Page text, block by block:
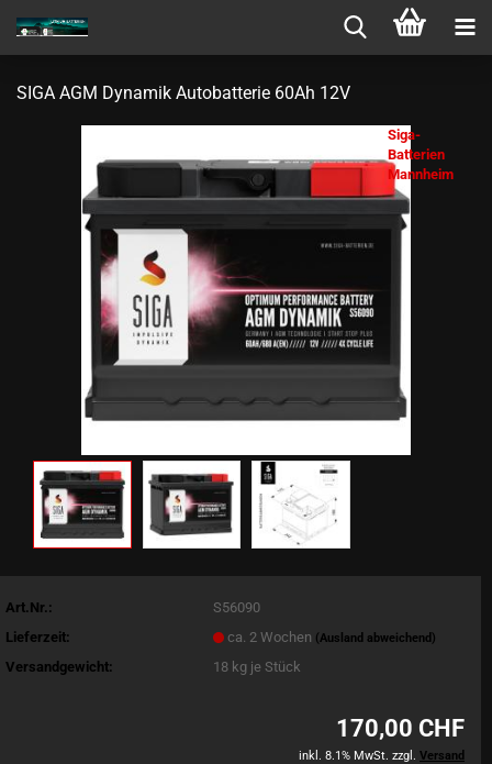
SIGA AGM Dy­na­mik Au­to­bat­te­rie 60Ah 12V
Siga-
Batterien
Mannheim
Art.Nr.:
S56090
Lieferzeit:
ca. 2 Wochen (Ausland abweichend)
Versandgewicht: 18 kg je Stück
170,00 CHF
inkl. 8.1% MwSt. zzgl. Versand